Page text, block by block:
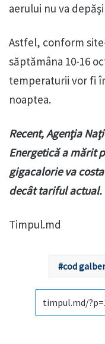
aerului nu va
Astfel, conform
săptămâna 10-16
temperaturii vor fi
noaptea.
Recent, Agenţia
Energetică a mărit
gigacalorie va
decât tariful actual.
Timpul.md
cod